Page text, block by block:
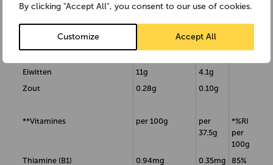
By clicking "Accept All", you consent to our use of cookies.
Customize Accept All
(waarvan verzadigd)
0.6g
0.2g
Koolhydraten
68g
26g
(waarvan suikers)
1.6g
Eiwitten
11g
4.1g
Zout
0.28g 0.10g
**Vitamines per 100g
per
37.5g
*%RI
per
100g
Thiamine (B1)
0.94mg 0.35mg
85%